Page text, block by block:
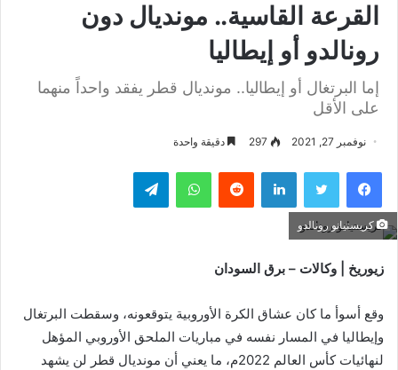
القرعة القاسية.. مونديال دون
رونالدو أو إيطاليا
إما البرتغال أو إيطاليا.. مونديال قطر يفقد واحداً منهما
على الأقل
نوفمبر 27, 2021 297 دقيقة واحدة
فيسبوك تويتر لينكدإن واتساب تيلقرام
كريستيانو رونالدو
زيوريخ | وكالات – برق السودان
وقع أسوأ ما كان عشاق الكرة الأوروبية يتوقعونه، وسقطت البرتغال
وإيطاليا في المسار نفسه في مباريات الملحق الأوروبي المؤهل
لنهائيات كأس العالم 2022م، ما يعني أن مونديال قطر لن يشهد